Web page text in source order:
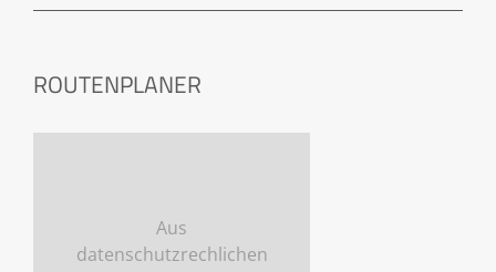
ROUTENPLANER
Aus
datenschutzrechlichen